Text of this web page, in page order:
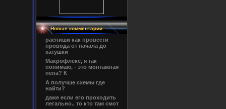
Новые комментарии
распиши как провести
провода от начала до
катушки
Макрофлекс, я так
понимаю, - это монтажная
пена? К
А получше схемы где
найти?
даже если его проходить
легально.. то кто там смот